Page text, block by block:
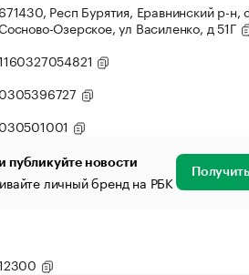
671430, Респ Бурятия, Еравнинский р-н,
Озерское, ул Василенко, д 51Г
0305396727
030501001
публикуйте новости
личный бренд на РБК